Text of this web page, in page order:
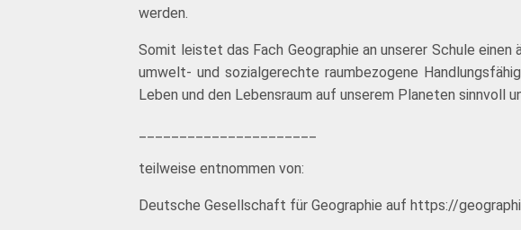
werden.
Somit leistet das Fach Geographie an unserer Schule
umwelt- und sozialgerechte raumbezogene
Leben und den Lebensraum auf unserem Planeten sinnvoll
teilweise entnommen von:
Deutsche Gesellschaft für Geographie auf https://